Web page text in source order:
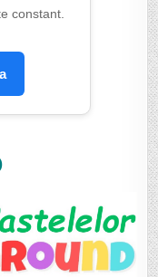
constant.